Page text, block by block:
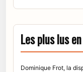
Les plus lus
Dominique Frot, la